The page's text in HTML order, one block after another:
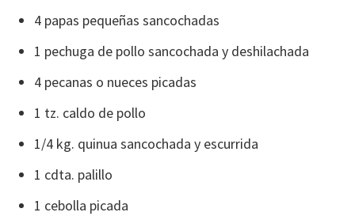
4 papas pequeñas sancochadas
1 pechuga de pollo sancochada y deshilachada
4 pecanas o nueces picadas
1 tz. caldo de pollo
1/4 kg. quinua sancochada y escurrida
1 cdta. palillo
1 cebolla picada